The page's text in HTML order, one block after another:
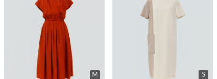
M S